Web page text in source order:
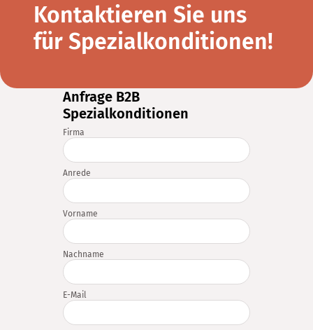
Kontaktieren Sie uns
für Spezialkonditionen!
Anfrage B2B
Spezialkonditionen
Firma
Anrede
Vorname
Nachname
E-Mail